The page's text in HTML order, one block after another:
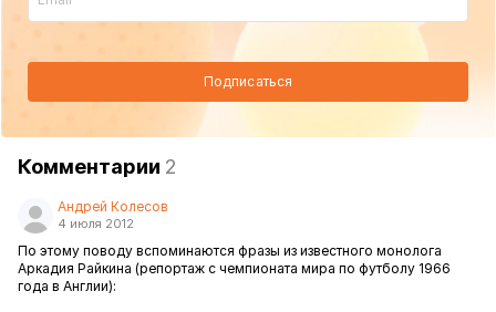
Подписаться
Комментарии 2
Андрей Колесов
4 июля 2012
По этому поводу вспоминаются фразы из известного монолога
Аркадия Райкина (репортаж с чемпионата мира по футболу 1966
года в Англии):